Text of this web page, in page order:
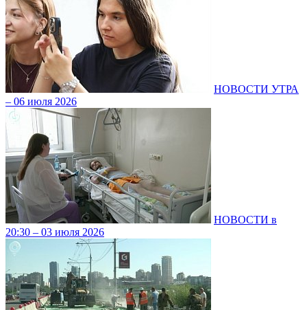
НОВОСТИ УТРА
– 06 июля 2026
НОВОСТИ в
20:30 – 03 июля 2026